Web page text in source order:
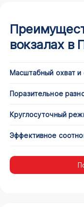
вокзалах в
Масштабный охват и
Поразительное
Круглосуточный
Эффективное